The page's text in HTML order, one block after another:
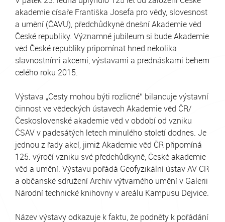
akademie císaře Františka Josefa pro vědy, slovesnost
a umění (ČAVU), předchůdkyně dnešní Akademie věd
České republiky. Významné jubileum si bude Akademie
věd České republiky připomínat hned několika
slavnostními akcemi, výstavami a přednáškami během
celého roku 2015.
Výstava „Cesty mohou býti rozličné“ bilancuje výstavní
činnost ve vědeckých ústavech Akademie věd ČR/
Československé akademie věd v období od vzniku
ČSAV v padesátých letech minulého století dodnes. Je
jednou z řady akcí, jimiž Akademie věd ČR připomíná
125. výročí vzniku své předchůdkyně, České akademie
věd a umění. Výstavu pořádá Geofyzikální ústav AV ČR
a občanské sdružení Archiv výtvarného umění v Galerii
Národní technické knihovny v areálu Kampusu Dejvice.
Název výstavy odkazuje k faktu, že podněty k pořádání